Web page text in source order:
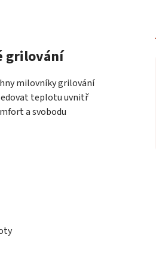
grilování
milovníky grilování
teplotu uvnitř
a svobodu